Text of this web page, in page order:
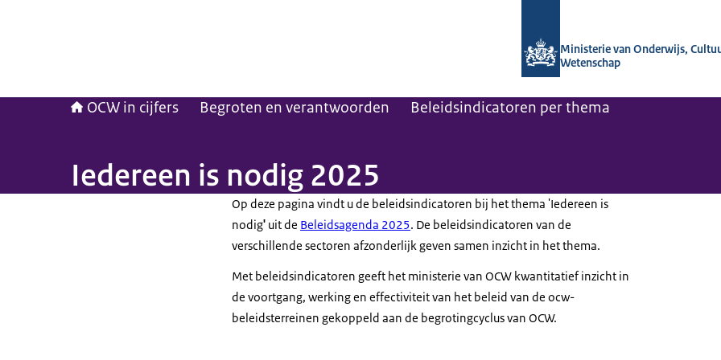
Ministerie van Onderwijs,
Wetenschap
OCW in cijfers Begroten en verantwoorden Beleidsindicatoren per thema
Iedereen is nodig 2025
Op deze pagina vindt u de beleidsindicatoren bij het thema 'Iedereen is
nodig' uit de Beleidsagenda 2025. De beleidsindicatoren van de
verschillende sectoren afzonderlijk geven samen inzicht in het thema.
Met beleidsindicatoren geeft het ministerie van OCW kwantitatief inzicht in
de voortgang, werking en effectiviteit van het beleid van de ocw-
beleidsterreinen gekoppeld aan de begrotingcyclus van OCW.